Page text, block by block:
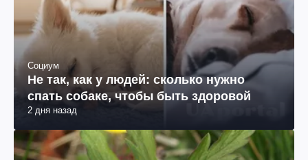
Социум
Не так, как у людей: сколько нужно
спать собаке, чтобы быть здоровой
2 дня назад